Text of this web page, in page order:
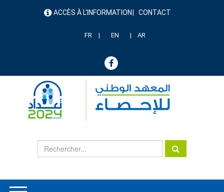
menu ACCÈS À L'INFORMATION CONTACT
FR EN AR